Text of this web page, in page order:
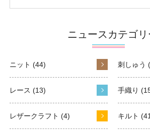
ニュースカテゴリ
ニット (44) 刺しゅう
レース (13) 手織り
レザークラフト (4) キルト